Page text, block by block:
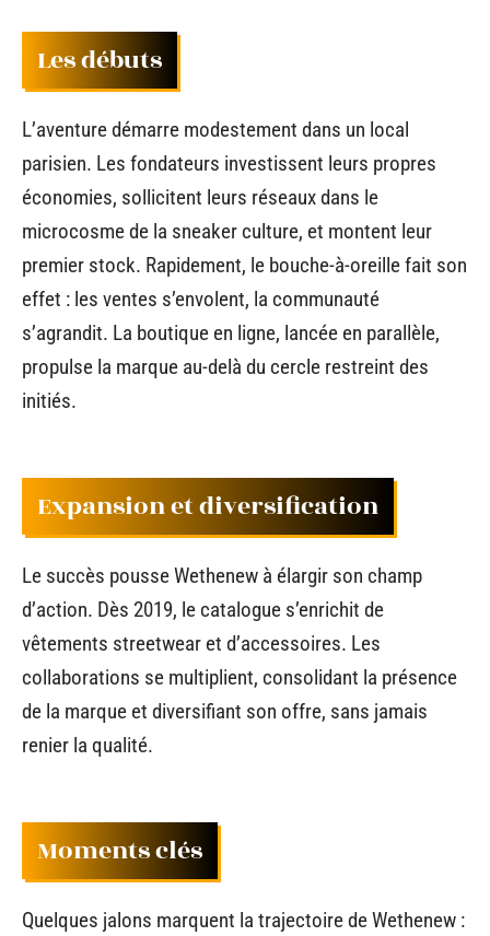
Les débuts
L’aventure démarre modestement dans un local
parisien. Les fondateurs investissent leurs propres
économies, sollicitent leurs réseaux dans le
microcosme de la sneaker culture, et montent leur
premier stock. Rapidement, le bouche-à-oreille fait son
effet : les ventes s’envolent, la communauté
s’agrandit. La boutique en ligne, lancée en parallèle,
propulse la marque au-delà du cercle restreint des
initiés.
Expansion et diversification
Le succès pousse Wethenew à élargir son champ
d’action. Dès 2019, le catalogue s’enrichit de
vêtements streetwear et d’accessoires. Les
collaborations se multiplient, consolidant la présence
de la marque et diversifiant son offre, sans jamais
renier la qualité.
Moments clés
Quelques jalons marquent la trajectoire de Wethenew :